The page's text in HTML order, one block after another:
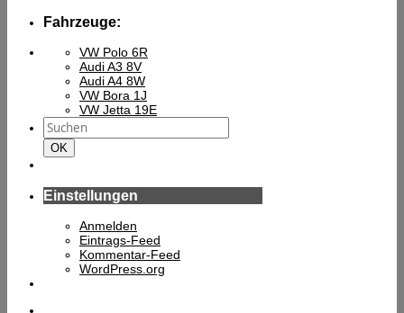
Fahrzeuge:
VW Polo 6R
Audi A3 8V
Audi A4 8W
VW Bora 1J
VW Jetta 19E
Suchen
nach:
Suchen
OK
Einstellungen
Anmelden
Eintrags-Feed
Kommentar-Feed
WordPress.org